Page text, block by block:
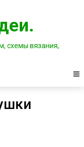
схемы вязания,